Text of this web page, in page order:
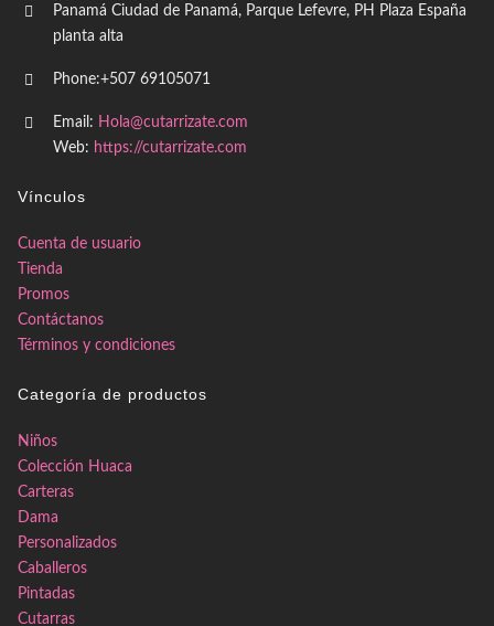
Panamá Ciudad de Panamá, Parque Lefevre, PH Plaza España
planta alta
Phone:+507 69105071
Email: Hola@cutarrizate.com
Web: https://cutarrizate.com
Vínculos
Cuenta de usuario
Tienda
Promos
Contáctanos
Términos y condiciones
Categoría de productos
Niños
Colección Huaca
Carteras
Dama
Personalizados
Caballeros
Pintadas
Cutarras